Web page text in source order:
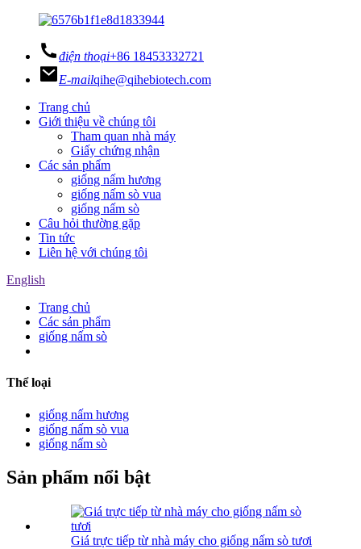
điện thoại+86 18453332721
E-mailqihe@qihebiotech.com
Trang chủ
Giới thiệu về chúng tôi
Tham quan nhà máy
Giấy chứng nhận
Các sản phẩm
giống nấm hương
giống nấm sò vua
giống nấm sò
Câu hỏi thường gặp
Tin tức
Liên hệ với chúng tôi
English
Trang chủ
Các sản phẩm
giống nấm sò
Thể loại
giống nấm hương
giống nấm sò vua
giống nấm sò
Sản phẩm nổi bật
Giá trực tiếp từ nhà máy cho giống nấm sò tươi